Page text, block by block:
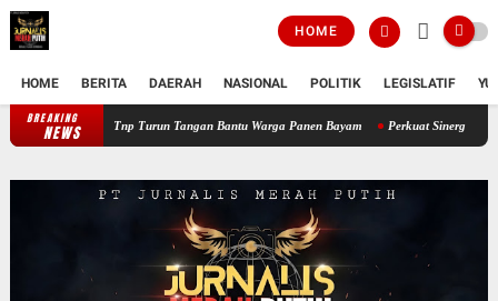
HOME
HOME BERITA DAERAH NASIONAL POLITIK LEGISLATIF
BREAKING
NEWS Perkuat Ketahanan Pangan Wilayah, Babinsa Koramil 12/Tnp Turun